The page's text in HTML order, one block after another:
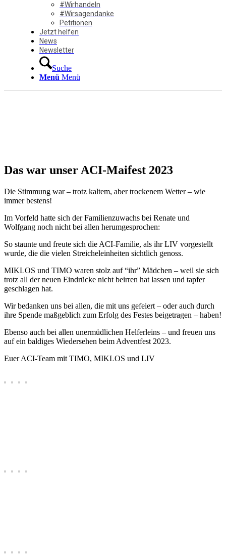
#Wirhandeln
#Wirsagendanke
Petitionen
Jetzt helfen
News
Newsletter
Suche
Menü Menü
Das war unser ACI-Maifest 2023
Die Stimmung war – trotz kaltem, aber trockenem Wetter – wie
immer bestens!
Im Vorfeld hatte sich der Familienzuwachs bei Renate und
Wolfgang noch nicht bei allen herumgesprochen:
So staunte und freute sich die ACI-Familie, als ihr LIV vorgestellt
wurde, die die vielen Streicheleinheiten sichtlich genoss.
MIKLOS und TIMO waren stolz auf “ihr” Mädchen – weil sie sich
trotz all der neuen Eindrücke nicht beirren hat lassen und tapfer
geschlagen hat.
Wir bedanken uns bei allen, die mit uns gefeiert – oder auch durch
ihre Spende maßgeblich zum Erfolg des Festes beigetragen – haben!
Ebenso auch bei allen unermüdlichen Helferleins – und freuen uns
auf ein baldiges Wiedersehen beim Adventfest 2023.
Euer ACI-Team mit TIMO, MIKLOS und LIV